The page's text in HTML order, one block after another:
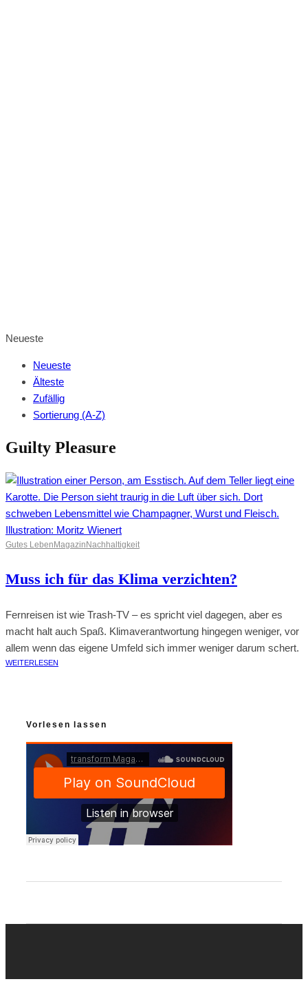
Neueste
Neueste
Älteste
Zufällig
Sortierung (A-Z)
Guilty Pleasure
Gutes Leben Magazin Nachhaltigkeit
Muss ich für das Klima verzichten?
Fernreisen ist wie Trash-TV – es spricht viel dagegen, aber es
macht halt auch Spaß. Klimaverantwortung hingegen weniger, vor
allem wenn das eigene Umfeld sich immer weniger darum schert.
WEITERLESEN
Vorlesen lassen